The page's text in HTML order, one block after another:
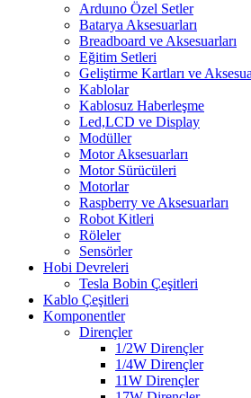
Arduıno Özel Setler
Batarya Aksesuarları
Breadboard ve Aksesuarları
Eğitim Setleri
Geliştirme Kartları ve
Kablolar
Kablosuz Haberleşme
Led,LCD ve Display
Modüller
Motor Aksesuarları
Motor Sürücüleri
Motorlar
Raspberry ve Aksesuarları
Robot Kitleri
Röleler
Sensörler
Hobi Devreleri
Tesla Bobin Çeşitleri
Kablo Çeşitleri
Komponentler
Dirençler
1/2W Dirençler
1/4W Dirençler
11W Dirençler